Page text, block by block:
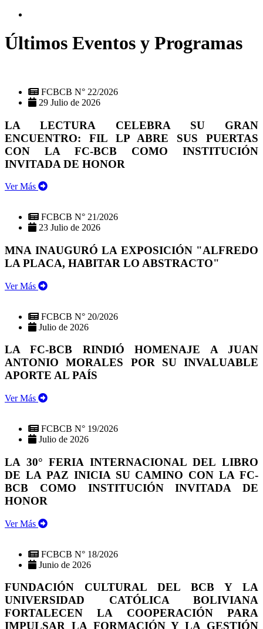
Últimos Eventos y Programas
FCBCB N° 22/2026
29 Julio de 2026
LA LECTURA CELEBRA SU GRAN
ENCUENTRO: FIL LP ABRE SUS PUERTAS
CON LA FC-BCB COMO INSTITUCIÓN
INVITADA DE HONOR
Ver Más
FCBCB N° 21/2026
23 Julio de 2026
MNA INAUGURÓ LA EXPOSICIÓN "ALFREDO
LA PLACA, HABITAR LO ABSTRACTO"
Ver Más
FCBCB N° 20/2026
Julio de 2026
LA FC-BCB RINDIÓ HOMENAJE A JUAN
ANTONIO MORALES POR SU INVALUABLE
APORTE AL PAÍS
Ver Más
FCBCB N° 19/2026
Julio de 2026
LA 30° FERIA INTERNACIONAL DEL LIBRO
DE LA PAZ INICIA SU CAMINO CON LA FC-
BCB COMO INSTITUCIÓN INVITADA DE
HONOR
Ver Más
FCBCB N° 18/2026
Junio de 2026
FUNDACIÓN CULTURAL DEL BCB Y LA
UNIVERSIDAD CATÓLICA BOLIVIANA
FORTALECEN LA COOPERACIÓN PARA
IMPULSAR LA FORMACIÓN Y LA GESTIÓN